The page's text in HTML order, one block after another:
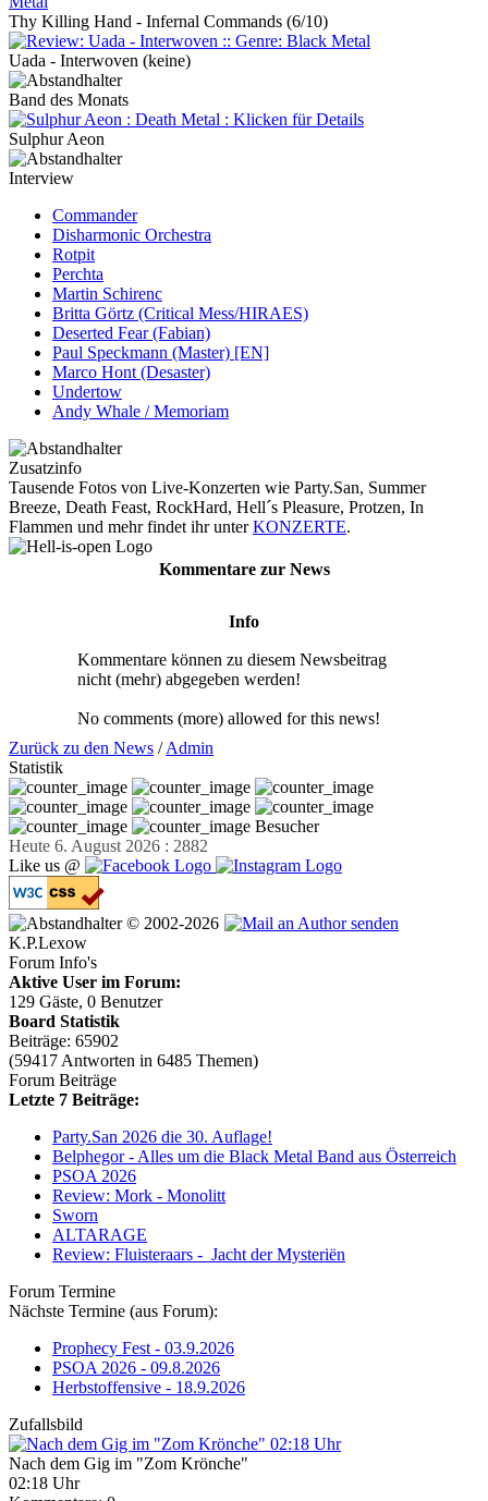
Thy Killing Hand - Infernal Commands (6/10)
Uada - Interwoven (keine)
Band des Monats
Sulphur Aeon
Interview
Commander
Disharmonic Orchestra
Rotpit
Perchta
Martin Schirenc
Britta Görtz (Critical Mess/HIRAES)
Deserted Fear (Fabian)
Paul Speckmann (Master) [EN]
Marco Hont (Desaster)
Undertow
Andy Whale / Memoriam
Zusatzinfo
Tausende Fotos von Live-Konzerten wie Party.San, Summer
Breeze, Death Feast, RockHard, Hell´s Pleasure, Protzen, In
Flammen und mehr findet ihr unterKONZERTE.
Kommentare zur News
Info
Kommentare können zu diesem Newsbeitrag
nicht (mehr) abgegeben werden!
No comments (more) allowed for this news!
Zurück zu den News /Admin
Statistik
Besucher
Heute 6. August 2026 : 2882
Like us @
© 2002-2026
K.P.Lexow
Forum Info's
Aktive User im Forum:
129 Gäste, 0 Benutzer
Board Statistik
Beiträge: 65902
(59417 Antworten in 6485 Themen)
Forum Beiträge
Letzte 7 Beiträge:
Party.San 2026 die 30. Auflage!
Belphegor - Alles um die Black Metal Band aus Österreich
PSOA 2026
Review: Mork - Monolitt
Sworn
ALTARAGE
Review: Fluisteraars - Jacht der Mysteriën
Forum Termine
Nächste Termine (aus Forum):
Prophecy Fest - 03.9.2026
PSOA 2026 - 09.8.2026
Herbstoffensive - 18.9.2026
Zufallsbild
Nach dem Gig im "Zom Krönche"
02:18 Uhr